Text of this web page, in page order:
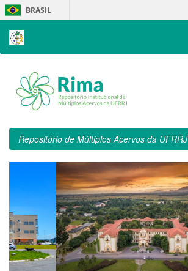
Skip
navigation
BRASIL
Repositório de Múltiplos Acervos da UFRRJ